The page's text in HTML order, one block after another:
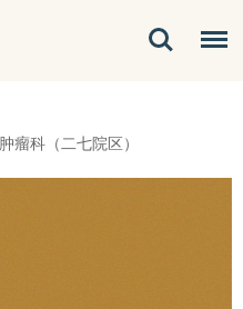
肿瘤科（二七院区）